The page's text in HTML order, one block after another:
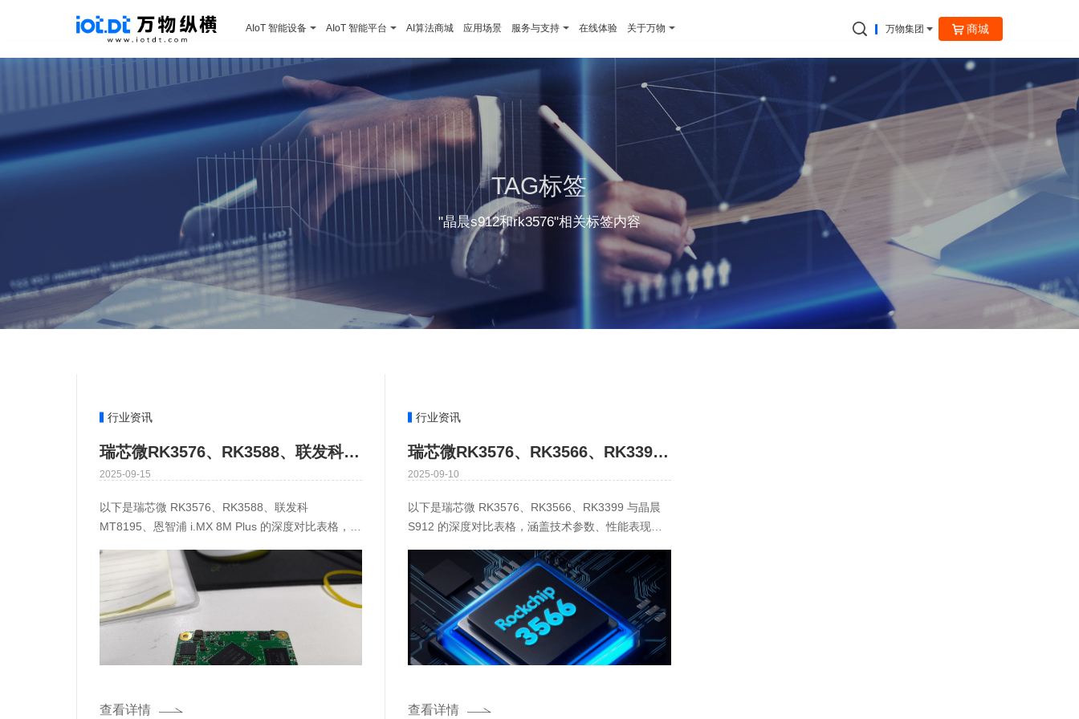
AIoT 智能设备 AIoT 智能平台 AI算法商城 应用场景 服务与支持 在线体验 关于万物 万物集团 商城
TAG标签
"晶晨s912和rk3576"相关标签内容
行业资讯
瑞芯微RK3576、RK3588、联发科MT8195、恩智浦i.MX 8M Plus芯片深度对比及选型建议
2025-09-15
以下是瑞芯微 RK3576、RK3588、联发科
MT8195、恩智浦 i.MX 8M Plus 的深度对比表格，涵
查看详情
行业资讯
瑞芯微RK3576、RK3566、RK3399、晶晨S912 芯片性能参数对比及选型建议
2025-09-10
以下是瑞芯微 RK3576、RK3566、RK3399 与晶晨
S912 的深度对比表格，涵盖技术参数、性能表现、
查看详情